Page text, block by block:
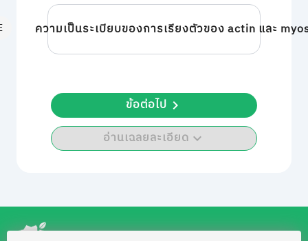
ความเป็นระเบียบของการเรียงตัวของ actin และ
อ่านเฉลยละเอียด
ข้อต่อไป